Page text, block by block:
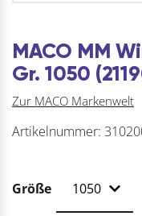
MACO MM
Gr. 1050
Zur MACO Markenwelt
Artikelnummer:
Größe